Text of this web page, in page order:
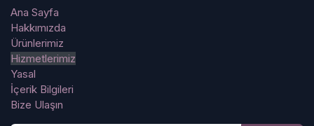
Ana Sayfa
Hakkımızda
Ürünlerimiz
Hizmetlerimiz
Yasal
İçerik Bilgileri
Bize Ulaşın